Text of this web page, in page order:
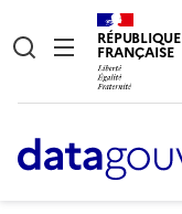
RÉPUBLIQUE
FRANÇAISE